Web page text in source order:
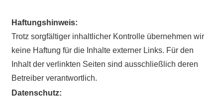
Haftungshinweis:
Trotz sorgfältiger inhaltlicher Kontrolle übernehmen wir
keine Haftung für die Inhalte externer Links. Für den
Inhalt der verlinkten Seiten sind ausschließlich deren
Betreiber verantwortlich.
Datenschutz: